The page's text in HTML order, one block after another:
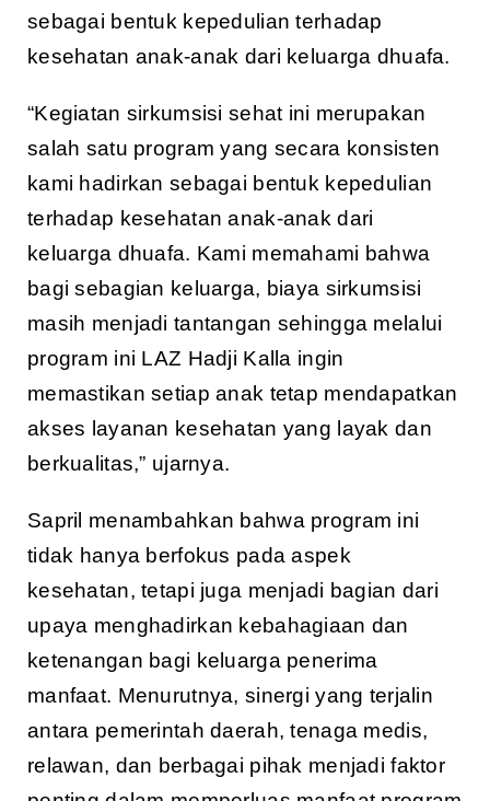
sebagai bentuk kepedulian terhadap
kesehatan anak-anak dari keluarga dhuafa.
“Kegiatan sirkumsisi sehat ini merupakan
salah satu program yang secara konsisten
kami hadirkan sebagai bentuk kepedulian
terhadap kesehatan anak-anak dari
keluarga dhuafa. Kami memahami bahwa
bagi sebagian keluarga, biaya sirkumsisi
masih menjadi tantangan sehingga melalui
program ini LAZ Hadji Kalla ingin
memastikan setiap anak tetap mendapatkan
akses layanan kesehatan yang layak dan
berkualitas,” ujarnya.
Sapril menambahkan bahwa program ini
tidak hanya berfokus pada aspek
kesehatan, tetapi juga menjadi bagian dari
upaya menghadirkan kebahagiaan dan
ketenangan bagi keluarga penerima
manfaat. Menurutnya, sinergi yang terjalin
antara pemerintah daerah, tenaga medis,
relawan, dan berbagai pihak menjadi faktor